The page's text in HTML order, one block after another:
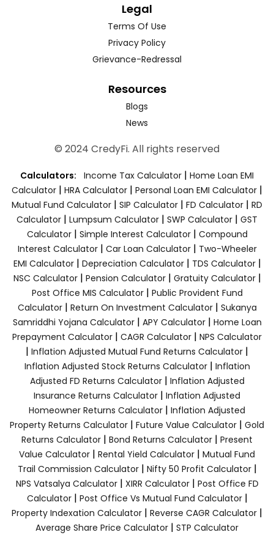
Legal
Terms Of Use
Privacy Policy
Grievance-Redressal
Resources
Blogs
News
© 2024 CredyFi. All rights reserved
Calculators: Income Tax Calculator | Home Loan EMI
Calculator | HRA Calculator | Personal Loan EMI Calculator |
Mutual Fund Calculator | SIP Calculator | FD Calculator | RD
Calculator | Lumpsum Calculator | SWP Calculator | GST
Calculator| Simple Interest Calculator| Compound
Interest Calculator| Car Loan Calculator| Two-Wheeler
EMI Calculator| Depreciation Calculator| TDS Calculator|
NSC Calculator| Pension Calculator| Gratuity Calculator|
Post Office MIS Calculator| Public Provident Fund
Calculator| Return On Investment Calculator| Sukanya
Samriddhi Yojana Calculator| APY Calculator| Home Loan
Prepayment Calculator | CAGR Calculator | NPS Calculator
| Inflation Adjusted Mutual Fund Returns Calculator |
Inflation Adjusted Stock Returns Calculator| Inflation
Adjusted FD Returns Calculator| Inflation Adjusted
Insurance Returns Calculator | Inflation Adjusted
Homeowner Returns Calculator | Inflation Adjusted
Property Returns Calculator | Future Value Calculator | Gold
Returns Calculator | Bond Returns Calculator | Present
Value Calculator | Rental Yield Calculator | Mutual Fund
Trail Commission Calculator| Nifty 50 Profit Calculator|
NPS Vatsalya Calculator| XIRR Calculator| Post Office FD
Calculator| Post Office Vs Mutual Fund Calculator|
Property Indexation Calculator | Reverse CAGR Calculator |
Average Share Price Calculator | STP Calculator